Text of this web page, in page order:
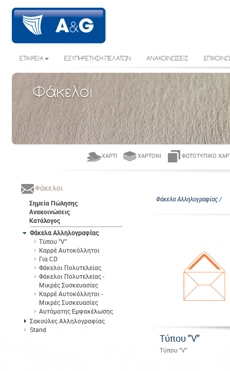
ΕΤΑΙΡΕΙΑ ΕΞΥΠΗΡΕΤΗΣΗ ΠΕΛΑΤΩΝ ΑΝΑΚΟΙΝΩΣΕΙΣ
Φάκελοι
ΧΑΡΤΊ ΧΑΡΤΌΝΙ ΦΩΤΟΤΥΠΙΚΌ
Φάκελοι
Σημεία Πώλησης
Ανακοινώσεις
Κατάλογος
Φάκελα Αλληλογραφίας
Τύπου "V"
Καρρέ Αυτοκόλλητοι
Για CD
Φάκελοι Πολυτελείας
Φάκελοι Πολυτελείας -
Μικρές Συσκευασίες
Καρρέ Αυτοκόλλητοι -
Μικρές Συσκευασίες
Αυτόματης Εμφακέλωσης
Σακούλες Αλληλογραφίας
Stand
Φάκελα Αλληλογραφίας /
Τύπου "V"
Τύπου "V"